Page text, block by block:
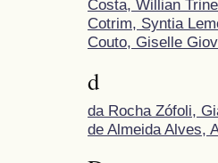
Costa, Willian
Cotrim, Syntia
Couto, Giselle
d
da Rocha Zófoli,
de Almeida Alves,